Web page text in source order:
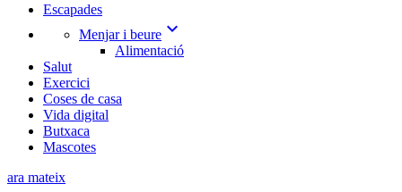
Escapades
Menjar i beure expand_more
Alimentació
Salut
Exercici
Coses de casa
Vida digital
Butxaca
Mascotes
ara mateix